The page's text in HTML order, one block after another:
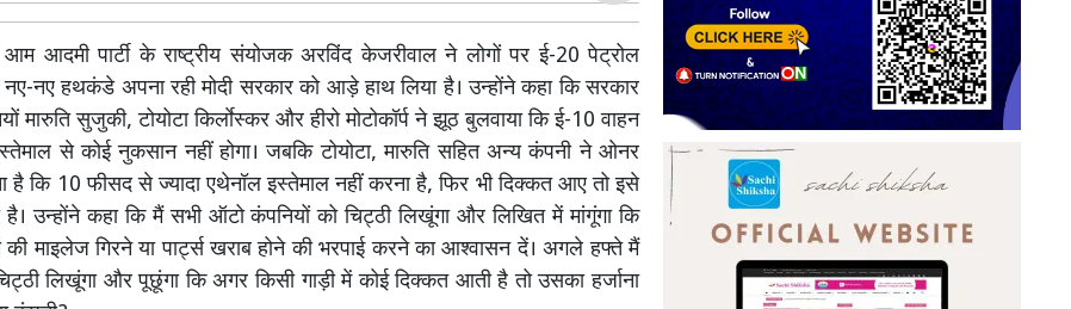
आम आदमी पार्टी के राष्ट्रीय संयोजक अरविंद केजरीवाल ने लोगों पर ई-20 पेट्रोल
नए हथकंडे अपना रही मोदी सरकार को आड़े हाथ लिया है। उन्होंने कहा कि सरकार
मारुति सुजुकी, टोयोटा किर्लाेस्कर और हीरो मोटोकॉर्प ने झूठ बुलवाया कि ई-10 वाहन
से कोई नुकसान नहीं होगा। जबकि टोयोटा, मारुति सहित अन्य कंपनी ने ओनर
है कि 10 फीसद से ज्यादा एथेनॉल इस्तेमाल नहीं करना है, फिर भी दिक्कत आए तो इसे
है। उन्होंने कहा कि मैं सभी ऑटो कंपनियों को चिट्ठी लिखूंगा और लिखित में मांगूंगा कि
की माइलेज गिरने या पार्ट्स खराब होने की भरपाई करने का आश्वासन दें। अगले हफ्ते मैं
लिखूंगा और पूछूंगा कि अगर किसी गाड़ी में कोई दिक्कत आती है तो उसका हर्जाना